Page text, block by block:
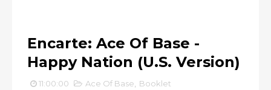
Encarte: Ace Of Base -
Happy Nation (U.S. Version)
11:00:00 Ace Of Base Booklet